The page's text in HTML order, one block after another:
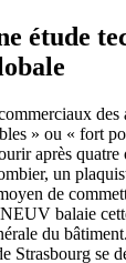
étude
» ou « fort
après
un
de
balaie
du
Strasbourg se